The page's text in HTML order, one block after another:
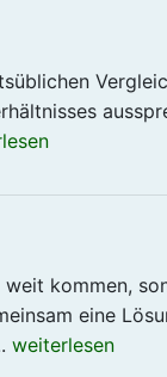
kommen,
eine
weiterlesen